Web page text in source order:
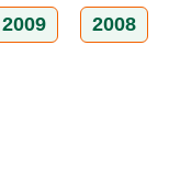
2009 2008